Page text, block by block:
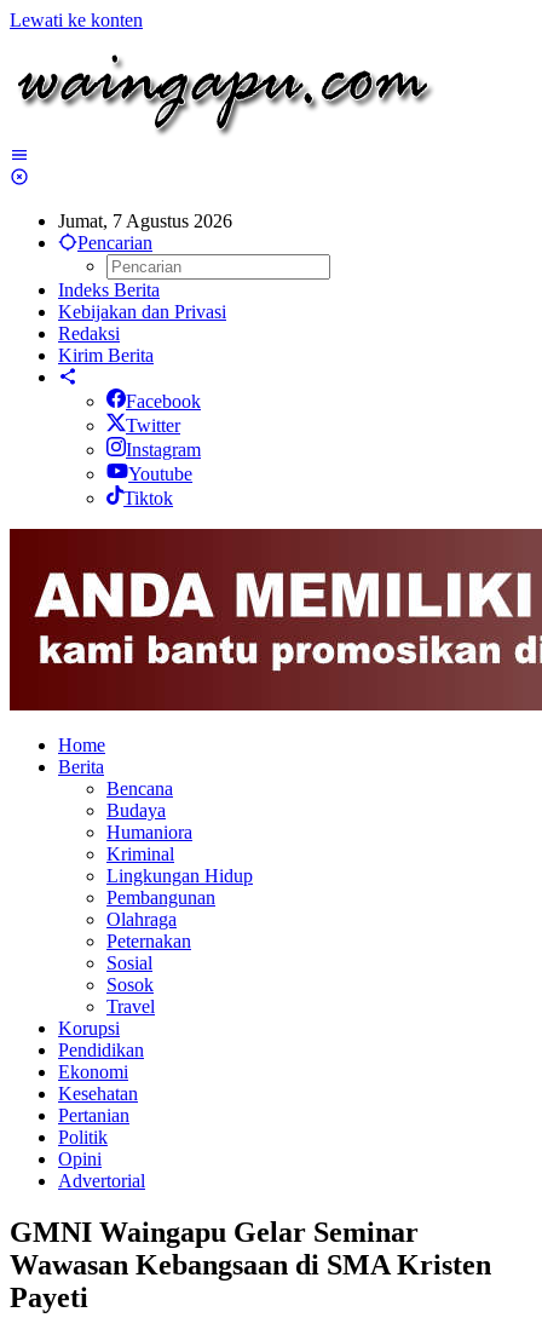
Lewati ke konten
Jumat, 7 Agustus 2026
Pencarian
Indeks Berita
Kebijakan dan Privasi
Redaksi
Kirim Berita
Facebook
Twitter
Instagram
Youtube
Tiktok
Home
Berita
Bencana
Budaya
Humaniora
Kriminal
Lingkungan Hidup
Pembangunan
Olahraga
Peternakan
Sosial
Sosok
Travel
Korupsi
Pendidikan
Ekonomi
Kesehatan
Pertanian
Politik
Opini
Advertorial
GMNI Waingapu Gelar Seminar
Wawasan Kebangsaan di SMA Kristen
Payeti